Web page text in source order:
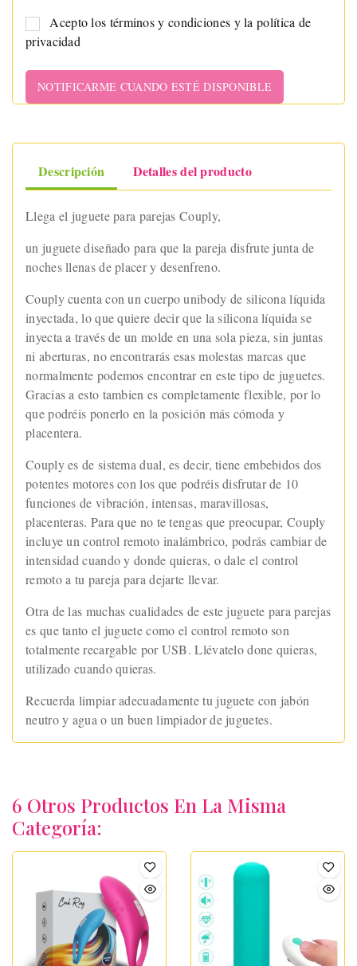
Acepto los términos y condiciones y la política de
privacidad
NOTIFICARME CUANDO ESTÉ DISPONIBLE
Descripción Detalles del producto
Llega el juguete para parejas Couply,
un juguete diseñado para que la pareja disfrute junta de
noches llenas de placer y desenfreno.
Couply cuenta con un cuerpo unibody de silicona líquida
inyectada, lo que quiere decir que la silicona líquida se
inyecta a través de un molde en una sola pieza, sin juntas
ni aberturas, no encontrarás esas molestas marcas que
normalmente podemos encontrar en este tipo de juguetes.
Gracias a esto tambien es completamente flexible, por lo
que podréis ponerlo en la posición más cómoda y
placentera.
Couply es de sistema dual, es decir, tiene embebidos dos
potentes motores con los que podréis disfrutar de 10
funciones de vibración, intensas, maravillosas,
placenteras. Para que no te tengas que preocupar, Couply
incluye un control remoto inalámbrico, podrás cambiar de
intensidad cuando y donde quieras, o dale el control
remoto a tu pareja para dejarte llevar.
Otra de las muchas cualidades de este juguete para parejas
es que tanto el juguete como el control remoto son
totalmente recargable por USB. Llévatelo done quieras,
utilizado cuando quieras.
Recuerda limpiar adecuadamente tu juguete con jabón
neutro y agua o un buen limpiador de juguetes.
6 Otros Productos En La Misma
Categoría: